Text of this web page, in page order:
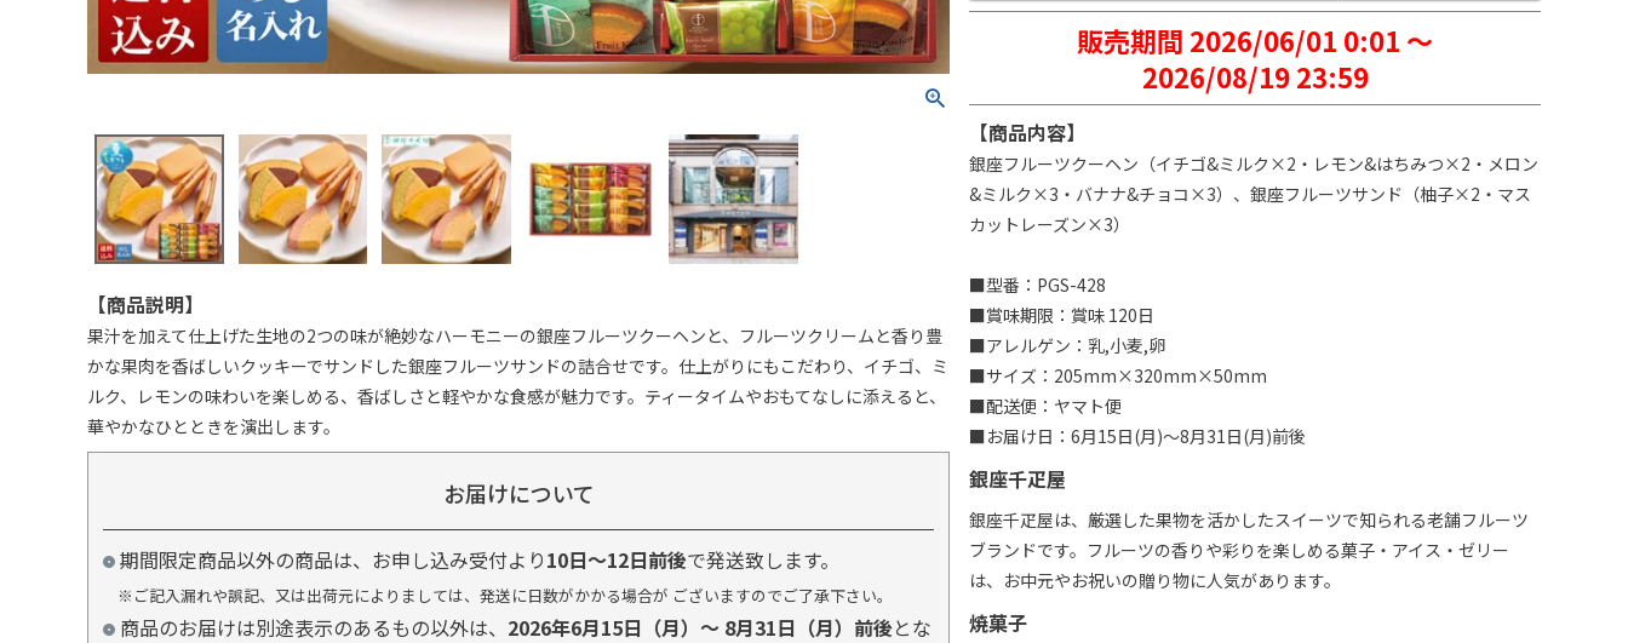
【商品説明】
果汁を加えて仕上げた生地の2つの味が絶妙なハーモニーの銀座フルーツクーヘンと、フルーツクリームと香り豊
かな果肉を香ばしいクッキーでサンドした銀座フルーツサンドの詰合せです。仕上がりにもこだわり、イチゴ、ミ
ルク、レモンの味わいを楽しめる、香ばしさと軽やかな食感が魅力です。ティータイムやおもてなしに添えると、
華やかなひとときを演出します。
お届けについて
期間限定商品以外の商品は、お申し込み受付より10日～12日前後で発送致します。
※ご記入漏れや誤記、又は出荷元によりましては、発送に日数がかかる場合が ございますのでご了承下さい。
商品のお届けは別途表示のあるもの以外は、 2026年6月15日（月）～ 8月31日（月）前後とな
販売期間 2026/06/01 0:01 〜
2026/08/19 23:59
【商品内容】
銀座フルーツクーヘン（イチゴ&ミルク×2・レモン&はちみつ×2・メロン
&ミルク×3・バナナ&チョコ×3）、銀座フルーツサンド（柚子×2・マス
カットレーズン×3）
■型番：PGS-428
■賞味期限：賞味 120日
■アレルゲン：乳,小麦,卵
■サイズ：205mm×320mm×50mm
■配送便：ヤマト便
■お届け日：6月15日(月)～8月31日(月)前後
銀座千疋屋
銀座千疋屋は、厳選した果物を活かしたスイーツで知られる老舗フルーツ
ブランドです。フルーツの香りや彩りを楽しめる菓子・アイス・ゼリー
は、お中元やお祝いの贈り物に人気があります。
焼菓子